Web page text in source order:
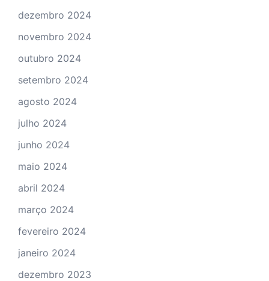
dezembro 2024
novembro 2024
outubro 2024
setembro 2024
agosto 2024
julho 2024
junho 2024
maio 2024
abril 2024
março 2024
fevereiro 2024
janeiro 2024
dezembro 2023